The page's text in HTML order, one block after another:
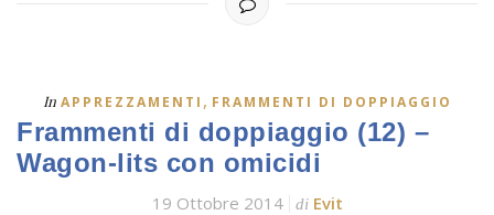
In APPREZZAMENTI , FRAMMENTI DI DOPPIAGGIO
Frammenti di doppiaggio (12) –
Wagon-lits con omicidi
19 Ottobre 2014 di Evit